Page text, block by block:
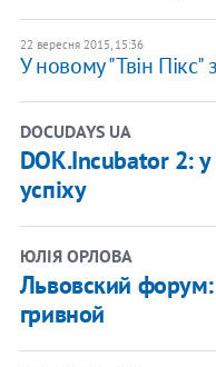
22 вересня 2015, 15:36
У новому "Твін Пікс"
DOCUDAYS UA
DOK.Incubator 2:
успіху
ЮЛІЯ ОРЛОВА
​Львовский форум:
гривной